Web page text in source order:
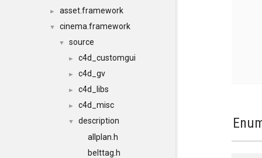
► asset.framework
▼ cinema.framework
▼ source
► c4d_customgui
► c4d_gv
► c4d_libs
► c4d_misc
▼
description
allplan.h
belttag.h